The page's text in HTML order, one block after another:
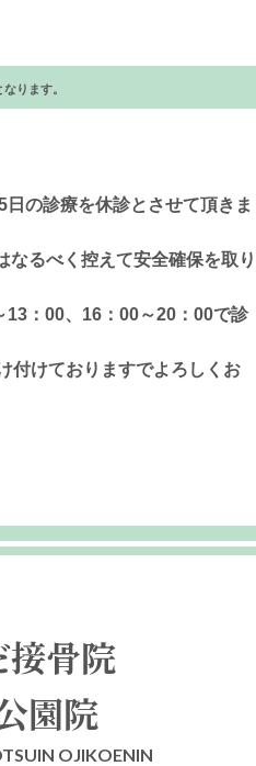
ります。
の診療を休診とさせて頂きま
なるべく控えて安全確保を取り
：00、16：00～20：00で診
付けておりますでよろしくお
接骨院
園院
OJIKOENIN